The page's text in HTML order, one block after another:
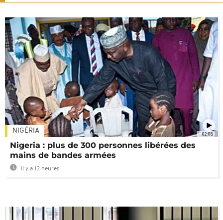
02:08
NIGÉRIA
Nigeria : plus de 300 personnes libérées des
mains de bandes armées
Il y a 12 heures